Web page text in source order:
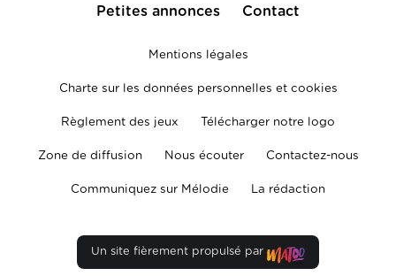
Petites annonces Contact
Mentions légales
Charte sur les données personnelles et cookies
Règlement des jeux Télécharger notre logo
Zone de diffusion Nous écouter Contactez-nous
Communiquez sur Mélodie La rédaction
Un site fièrement propulsé par